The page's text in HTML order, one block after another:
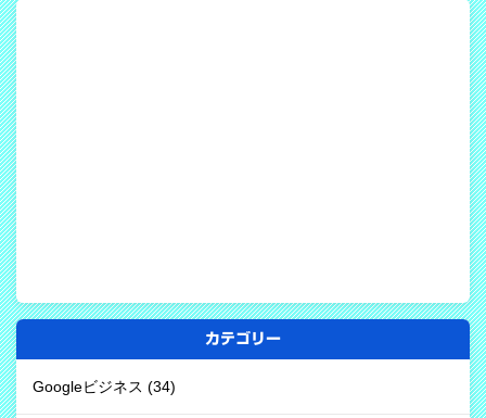
カテゴリー
Googleビジネス (34)